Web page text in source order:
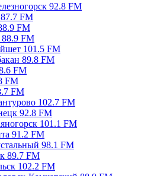
92.8 FM
FM
FM
FM
101.5 FM
89.8 FM
FM
FM
FM
102.7 FM
92.8 FM
101.1 FM
91.2 FM
98.1 FM
89.7 FM
102.2 FM